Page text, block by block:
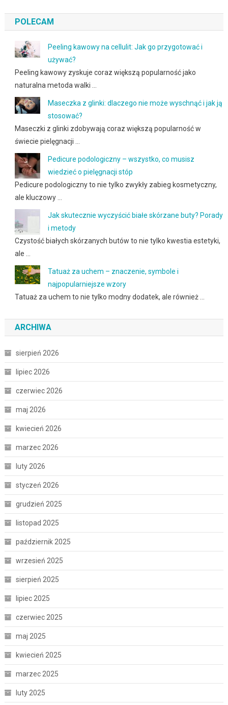
POLECAM
Peeling kawowy na cellulit: Jak go przygotować i
używać?
Peeling kawowy zyskuje coraz większą popularność jako
naturalna metoda walki …
Maseczka z glinki: dlaczego nie może wyschnąć i jak ją
stosować?
Maseczki z glinki zdobywają coraz większą popularność w
świecie pielęgnacji …
Pedicure podologiczny – wszystko, co musisz
wiedzieć o pielęgnacji stóp
Pedicure podologiczny to nie tylko zwykły zabieg kosmetyczny,
ale kluczowy …
Jak skutecznie wyczyścić białe skórzane buty? Porady
i metody
Czystość białych skórzanych butów to nie tylko kwestia estetyki,
ale …
Tatuaż za uchem – znaczenie, symbole i
najpopularniejsze wzory
Tatuaż za uchem to nie tylko modny dodatek, ale również …
ARCHIWA
sierpień 2026
lipiec 2026
czerwiec 2026
maj 2026
kwiecień 2026
marzec 2026
luty 2026
styczeń 2026
grudzień 2025
listopad 2025
październik 2025
wrzesień 2025
sierpień 2025
lipiec 2025
czerwiec 2025
maj 2025
kwiecień 2025
marzec 2025
luty 2025